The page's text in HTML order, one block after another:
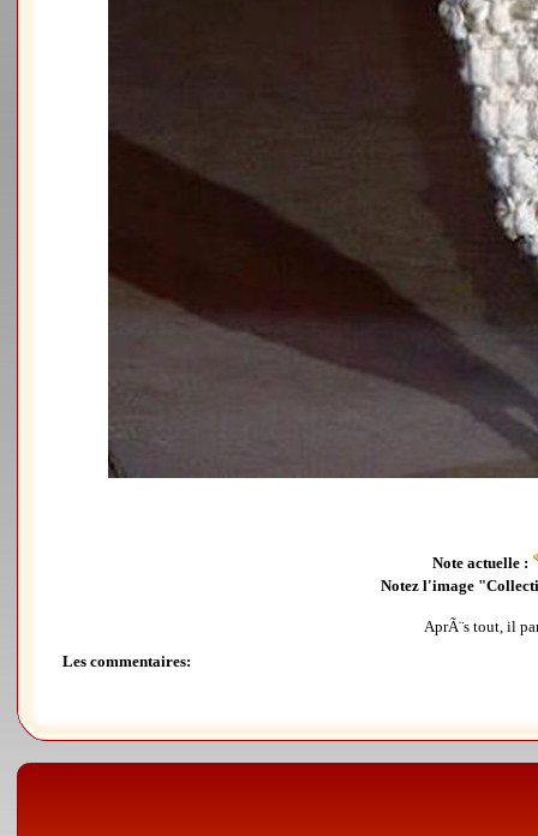
Note actuelle :
Notez l'image
AprÃ¨s tout, il
Les commentaires: